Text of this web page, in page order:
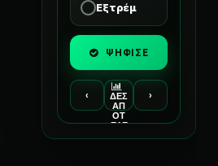
Εξτρέμ
ΨΗΦΙΣΕ
‹
ΔΕΣ
ΑΠ
ΟΤ
ΕΛΕ
›